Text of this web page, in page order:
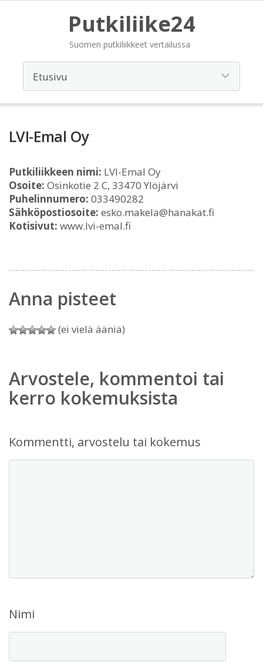
Putkiliike24
Suomen putkiliikkeet vertailussa
LVI-Emal Oy
Putkiliikkeen nimi: LVI-Emal Oy
Osoite: Osinkotie 2 C, 33470 Ylöjärvi
Puhelinnumero: 033490282
Sähköpostiosoite: esko.makela@hanakat.fi
Kotisivut: www.lvi-emal.fi
Anna pisteet
(ei vielä ääniä)
Arvostele, kommentoi tai
kerro kokemuksista
Kommentti, arvostelu tai kokemus
Nimi